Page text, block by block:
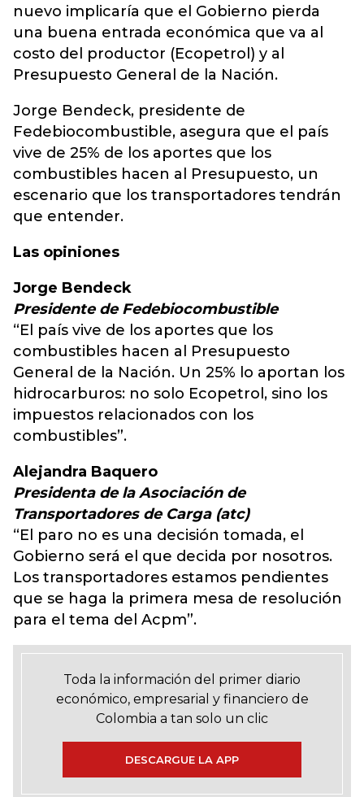
nuevo implicaría que el Gobierno pierda
una buena entrada económica que va al
costo del productor (Ecopetrol) y al
Presupuesto General de la Nación.
Jorge Bendeck, presidente de
Fedebiocombustible, asegura que el país
vive de 25% de los aportes que los
combustibles hacen al Presupuesto, un
escenario que los transportadores tendrán
que entender.
Las opiniones
Jorge Bendeck
Presidente de Fedebiocombustible
“El país vive de los aportes que los
combustibles hacen al Presupuesto
General de la Nación. Un 25% lo aportan los
hidrocarburos: no solo Ecopetrol, sino los
impuestos relacionados con los
combustibles”.
Alejandra Baquero
Presidenta de la Asociación de
Transportadores de Carga (atc)
“El paro no es una decisión tomada, el
Gobierno será el que decida por nosotros.
Los transportadores estamos pendientes
que se haga la primera mesa de resolución
para el tema del Acpm”.
Toda la información del primer diario
económico, empresarial y financiero de
Colombia a tan solo un clic
DESCARGUE LA APP